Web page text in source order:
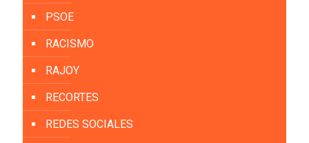
PSOE
RACISMO
RAJOY
RECORTES
REDES SOCIALES